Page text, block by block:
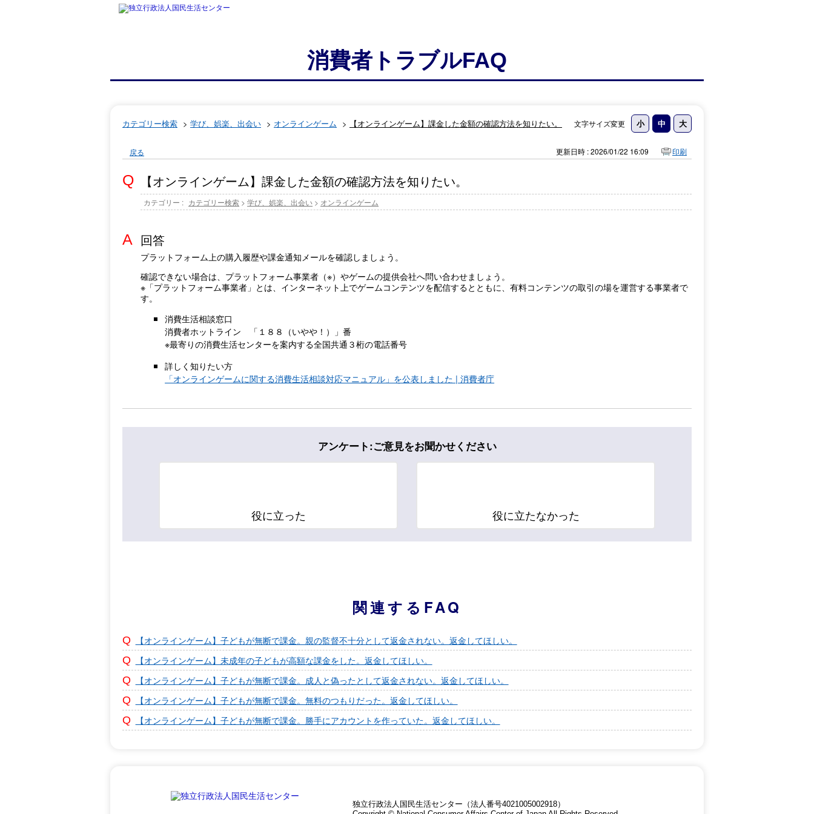
消費者トラブルFAQ
文字サイズ変更
カテゴリー検索 > 学び、娯楽、出会い > オンラインゲーム > 【オンラインゲーム】課金した金額の確認方法を知りたい。
戻る 更新日時 : 2026/01/22 16:09 印刷
【オンラインゲーム】課金した金額の確認方法を知りたい。
カテゴリー : カテゴリー検索 >学び、娯楽、出会い > オンラインゲーム
回答
プラットフォーム上の購入履歴や課金通知メールを確認しましょう。
確認できない場合は、プラットフォーム事業者（※）やゲームの提供会社へ問い合わせましょう。
※「プラットフォーム事業者」とは、インターネット上でゲームコンテンツを配信するとともに、有料コンテンツの取引の場を運営する事業者で
す。
消費生活相談窓口
消費者ホットライン 「１８８（いやや！）」番
※最寄りの消費生活センターを案内する全国共通３桁の電話番号
詳しく知りたい方
「オンラインゲームに関する消費生活相談対応マニュアル」を公表しました | 消費者庁
アンケート:ご意見をお聞かせください
役に立った 役に立たなかった
関連するFAQ
【オンラインゲーム】子どもが無断で課金。親の監督不十分として返金されない。返金してほしい。
【オンラインゲーム】未成年の子どもが高額な課金をした。返金してほしい。
【オンラインゲーム】子どもが無断で課金。成人と偽ったとして返金されない。返金してほしい。
【オンラインゲーム】子どもが無断で課金。無料のつもりだった。返金してほしい。
【オンラインゲーム】子どもが無断で課金。勝手にアカウントを作っていた。返金してほしい。
独立行政法人国民生活センター（法人番号4021005002918）